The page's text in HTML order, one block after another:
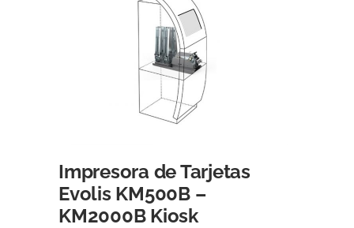
Impresora de Tarjetas
Evolis KM500B –
KM2000B Kiosk